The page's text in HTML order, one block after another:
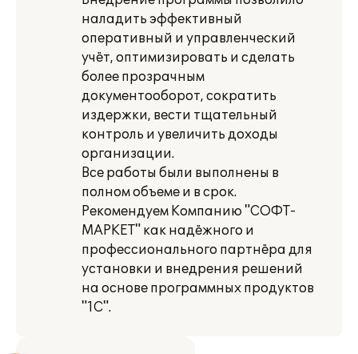
наладить эффективный
оперативный и управленческий
учёт, оптимизировать и сделать
более прозрачным
документооборот, сократить
издержки, вести тщательный
контроль и увеличить доходы
организации.
Все работы были выполнены в
полном объеме и в срок.
Рекомендуем Компанию "СОФТ-
МАРКЕТ" как надёжного и
профессионального партнёра для
установки и внедрения решений
на основе программных продуктов
"1С".